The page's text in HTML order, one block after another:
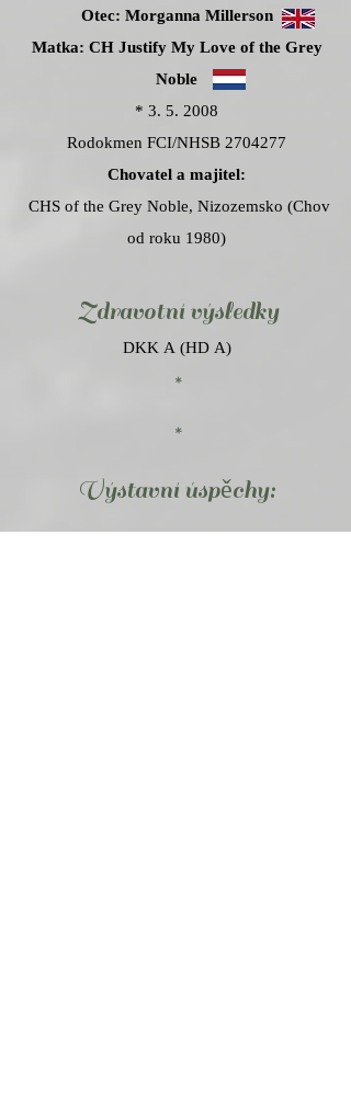
Otec: Morganna Millerson
Matka: CH Justify My Love of the Grey
Noble
* 3. 5. 2008
Rodokmen FCI/NHSB2704277
Chovatel a majitel:
CHS of the Grey Noble, Nizozemsko (Chov
od roku 1980)
Zdravotní výsledky
DKK A (HD A)
*
*
Výstavní úspěchy:
Šampion Nizozemska